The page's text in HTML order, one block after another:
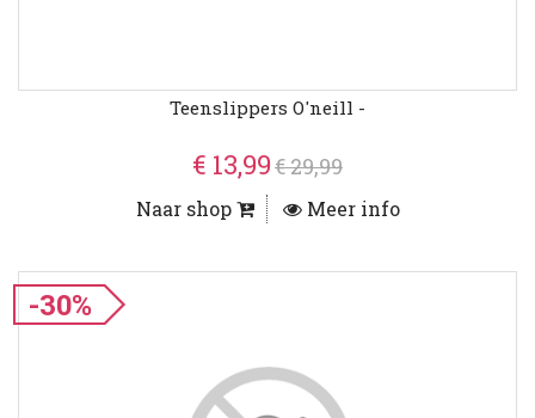
Teenslippers O'neill -
€ 13,99€ 29,99
Naar shop Meer info
-30%